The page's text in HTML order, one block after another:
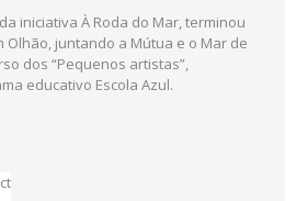
iniciativa À Roda do Mar, terminou
Olhão, juntando a Mútua e o Mar de
dos “Pequenos artistas”,
educativo Escola Azul.